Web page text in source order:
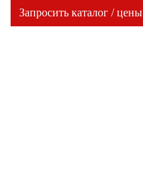
Запросить каталог / цены